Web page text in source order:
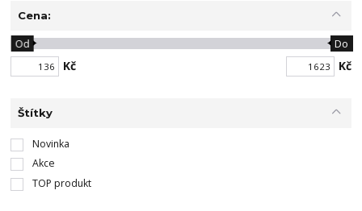
Cena:
Kč
Od Do
Kč
Štítky
Novinka
Akce
TOP produkt